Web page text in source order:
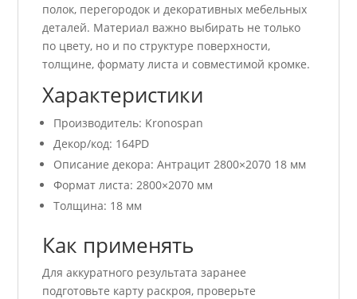
полок, перегородок и декоративных мебельных
деталей. Материал важно выбирать не только
по цвету, но и по структуре поверхности,
толщине, формату листа и совместимой кромке.
Характеристики
Производитель: Kronospan
Декор/код: 164PD
Описание декора: Антрацит 2800×2070 18 мм
Формат листа: 2800×2070 мм
Толщина: 18 мм
Как применять
Для аккуратного результата заранее
подготовьте карту раскроя, проверьте